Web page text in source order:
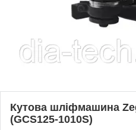
Кутова шліфмашина
(GCS125-1010S)